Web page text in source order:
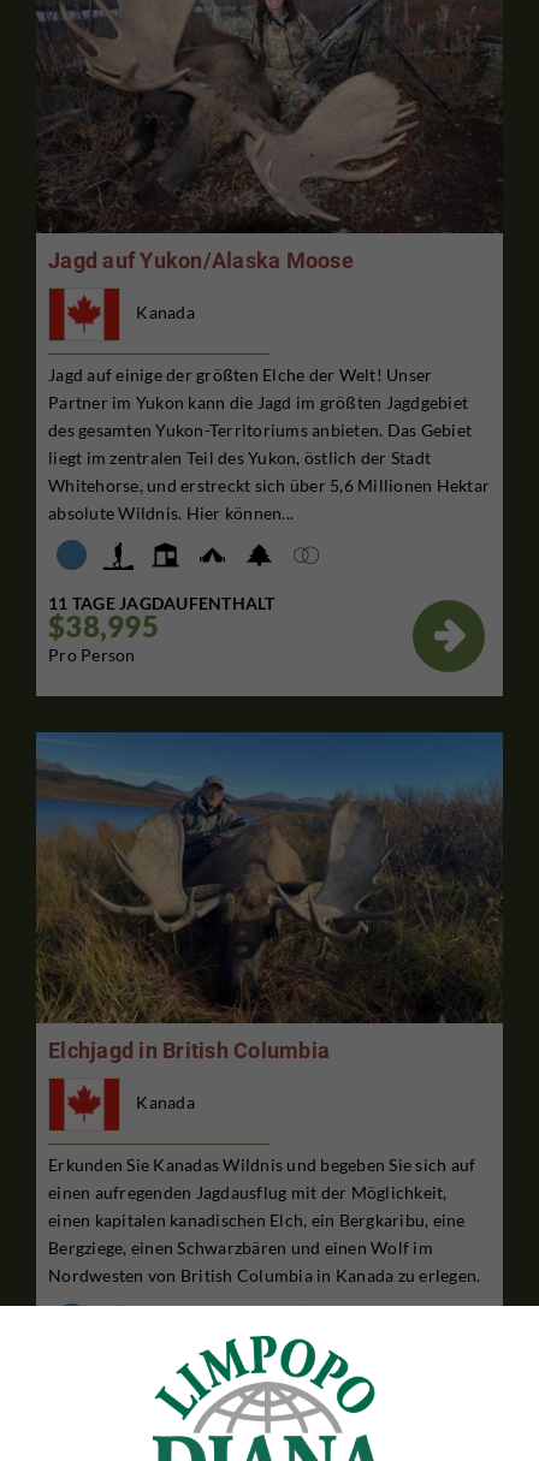
Jagd auf Yukon/Alaska Moose
Kanada
Jagd auf einige der größten Elche der Welt! Unser
Partner im Yukon kann die Jagd im größten Jagdgebiet
des gesamten Yukon-Territoriums anbieten. Das Gebiet
liegt im zentralen Teil des Yukon, östlich der Stadt
Whitehorse, und erstreckt sich über 5,6 Millionen Hektar
absolute Wildnis. Hier können...
11 TAGE JAGDAUFENTHALT
$38,995
Pro Person

Elchjagd in British Columbia
Kanada
Erkunden Sie Kanadas Wildnis und begeben Sie sich auf
einen aufregenden Jagdausflug mit der Möglichkeit,
einen kapitalen kanadischen Elch, ein Bergkaribu, eine
Bergziege, einen Schwarzbären und einen Wolf im
Nordwesten von British Columbia in Kanada zu erlegen.
10 TAGE JAGDAUFENTHALT
$27,995